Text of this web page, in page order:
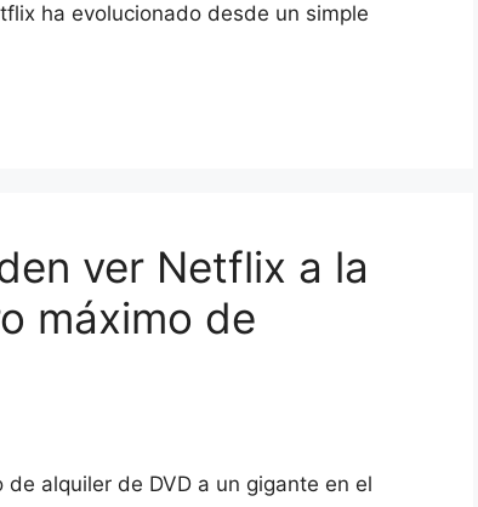
ha evolucionado desde un simple
ver Netflix a la
máximo de
alquiler de DVD a un gigante en el